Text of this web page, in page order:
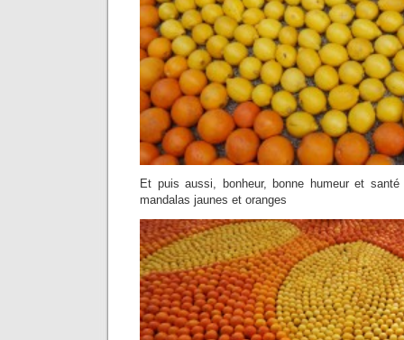
Et puis aussi, bonheur, bonne humeur et
mandalas jaunes et oranges